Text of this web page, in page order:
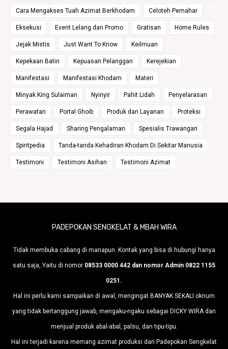
Cara Mengakses Tuah Azimat Berkhodam Celoteh Pemahar
Eksekusi Event Lelang dan Promo Gratisan Home Rules
Jejak Mistis Just Want To Know Keilmuan
Kepekaan Batin Kepuasan Pelanggan Kerejekian
Manifestasi Manifestasi Khodam Materi
Minyak King Sulaiman Nyinyir Pahit Lidah Penyelarasan
Perawatan Portal Ghoib Produk dan Layanan Proteksi
Segala Hajad Sharing Pengalaman Spesialis Trawangan
Spiritpedia Tanda-tanda Kehadiran Khodam Di Sekitar Manusia
Testimoni Testimoni Asihan Testimoni Azimat
PADEPOKAN SENGKELAT & MBAH WIRA
Tidak membuka cabang di manapun. Kontak yang bisa di hubungi hanya
satu saja, Yaitu di nomor 08533 0000 442 dan nomor Admin 0822 1155
0251.
Hal ini perlu kami sampaikan di awal, mengingat BANYAK SEKALI oknum
yang tidak bertanggung jawab, mengaku-ngaku sebagai DICKY WIRA dan
menjual produk abal-abal, palsu, dan tipu-tipu.
Hal ini terjadi karena memang azimat produksi dari Padepokan Sengkelat